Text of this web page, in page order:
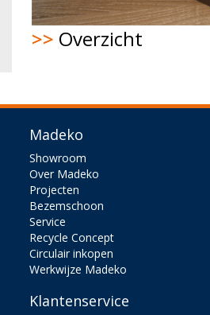
>> Overzicht
Madeko
Showroom
Over Madeko
Projecten
Bezemschoon
Service
Recycle Concept
Circulair inkopen
Werkwijze Madeko
Klantenservice